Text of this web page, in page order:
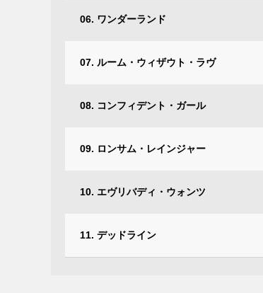
06. ワンダーランド
07. ルーム・ウィザウト・ラヴ
08. コンフィデント・ガール
09. ロンサム・レインジャー
10. エヴリバディ・ウォンツ
11. デッドライン